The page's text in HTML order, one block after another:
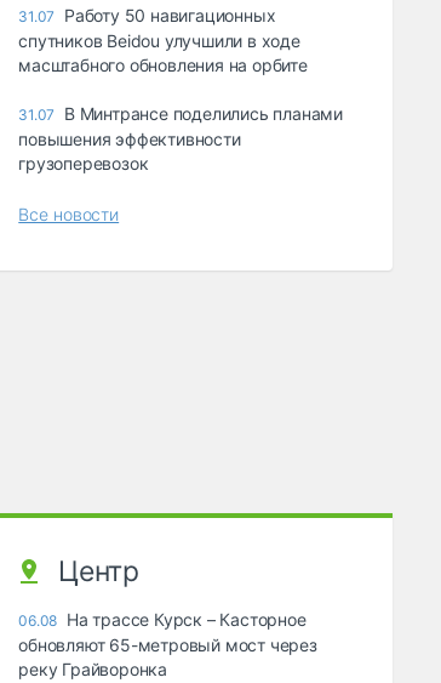
31.07
Работу 50 навигационных
спутников Beidou улучшили в ходе
масштабного обновления на орбите
31.07
В Минтрансе поделились планами
повышения эффективности
грузоперевозок
Все новости
Центр
06.08 На трассе Курск – Касторное
обновляют 65-метровый мост через
реку Грайворонка